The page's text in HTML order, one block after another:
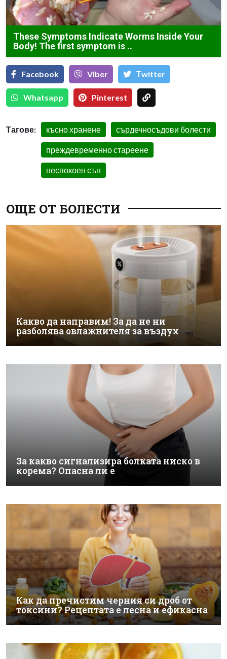
These Symptoms Indicate Worms Inside Your
Body! The first symptom is ..
Facebook Viber Тwitter
Whatsapp Pinterest
Тагове: късно хранене сърдечносъдови болести
преждевременно стареене
неспокоен сън
ОЩЕ ОТ БОЛЕСТИ
Какво да направим! За да не ни
разболява овлажнителя за въздух
За какво сигнализира болката ниско в
корема? Опасна ли е
Как да пречистим черния си дроб от
токсини? Рецептата е лесна и ефикасна